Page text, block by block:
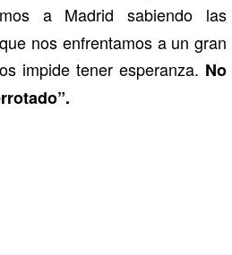
a Madrid sabiendo las
nos enfrentamos a un gran
impide tener esperanza. No